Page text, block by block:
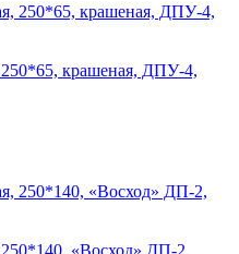
250*65, крашеная, ДПУ-4,
250*140, «Восход» ДП-2,